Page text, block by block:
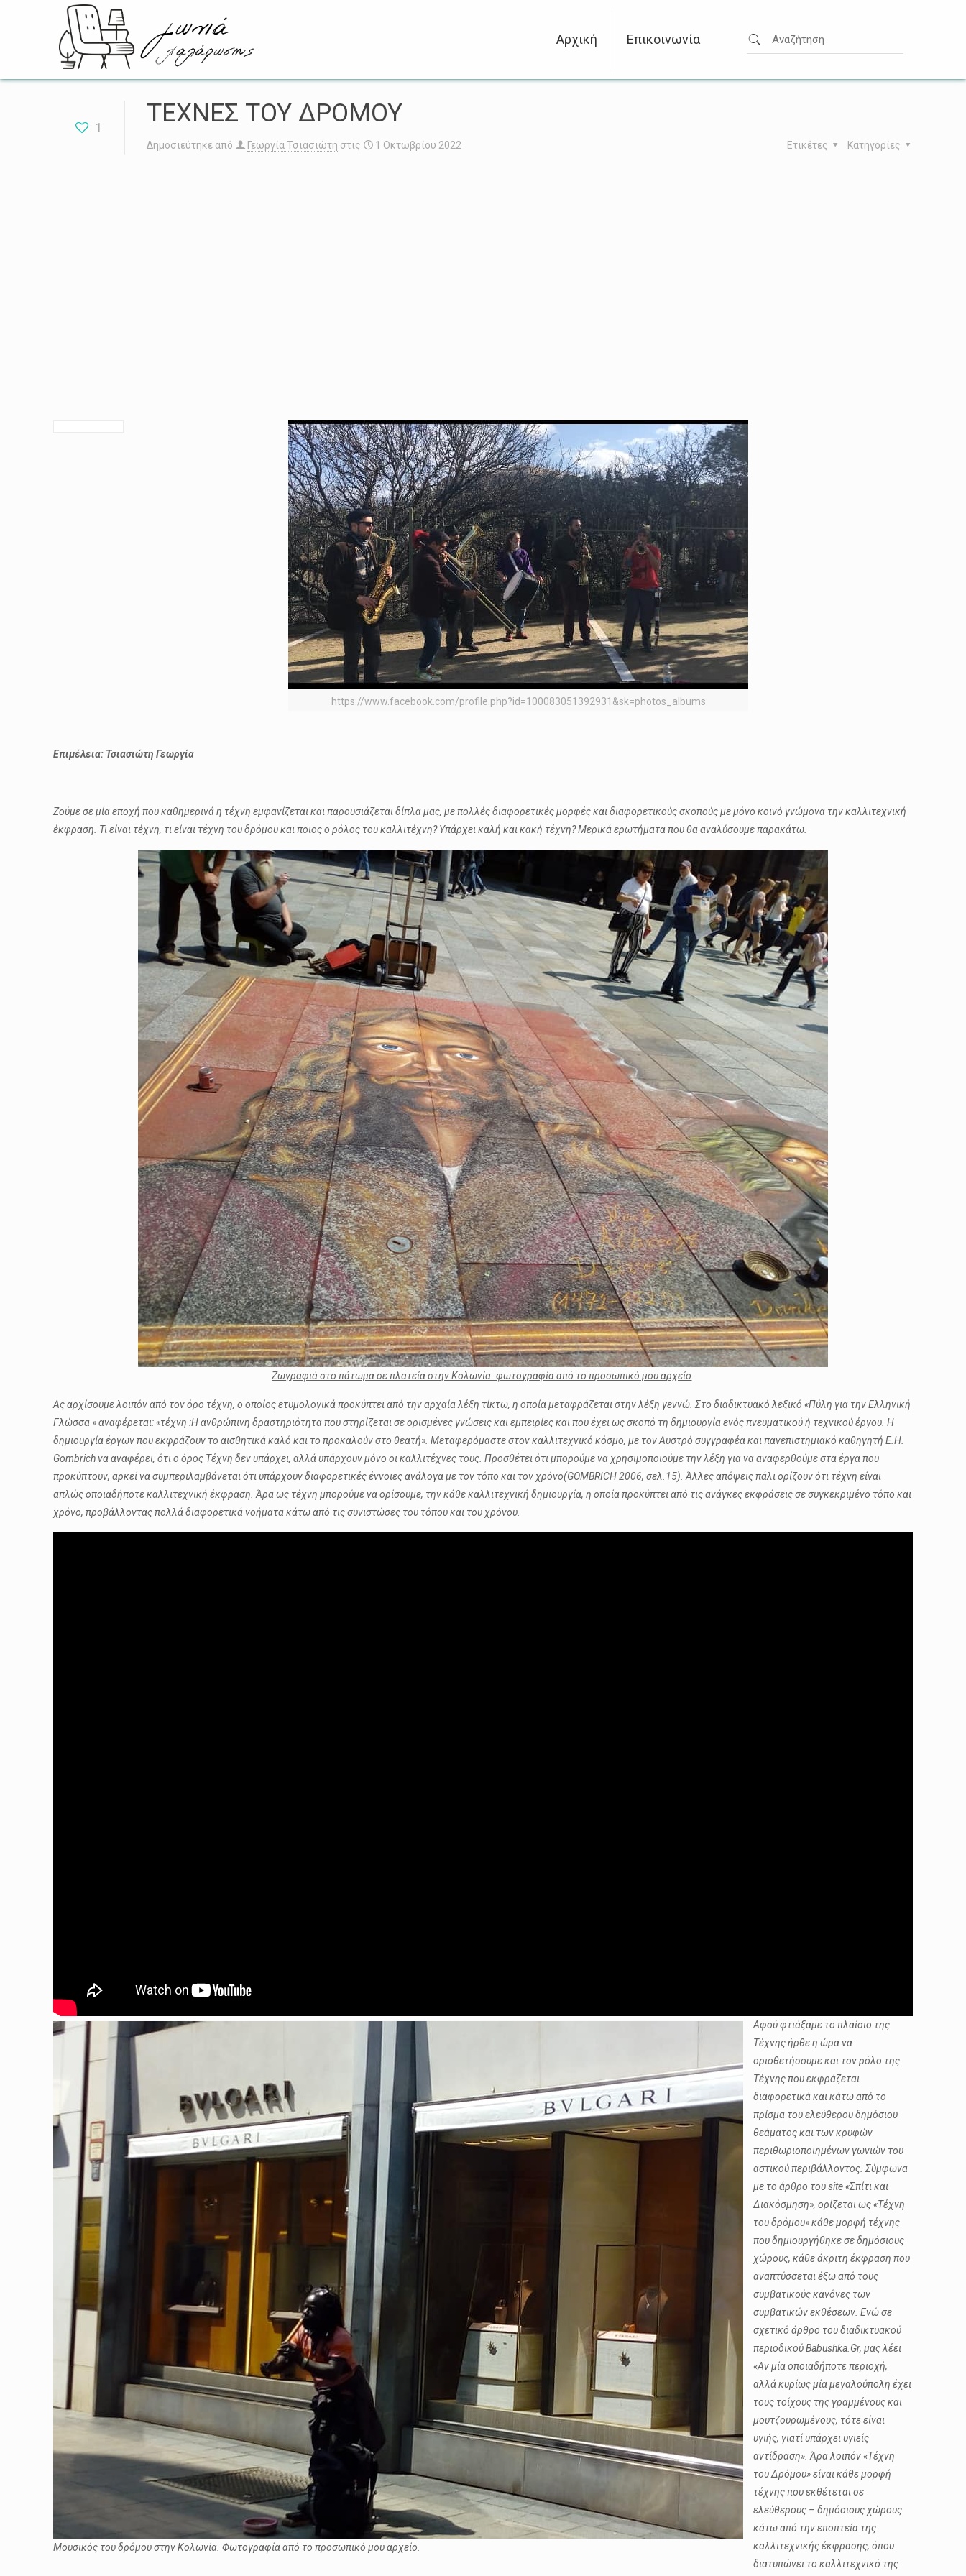
Αρχική Επικοινωνία
1 ΤΕΧΝΕΣ ΤΟΥ ΔΡΟΜΟΥ
Δημοσιεύτηκε από Γεωργία Τσιασιώτη στις 1 Οκτωβρίου 2022 Κατηγορίες
Ετικέτες
https://www.facebook.com/profile.php?id=100083051392931&sk=photos_albums
Επιμέλεια: Τσιασιώτη Γεωργία
Ζούμε σε μία εποχή που καθημερινά η τέχνη εμφανίζεται και παρουσιάζεται δίπλα μας, με πολλές διαφορετικές μορφές και διαφορετικούς σκοπούς με μόνο κοινό γνώμονα την καλλιτεχνική
έκφραση. Τι είναι τέχνη, τι είναι τέχνη του δρόμου και ποιος ο ρόλος του καλλιτέχνη? Υπάρχει καλή και κακή τέχνη? Μερικά ερωτήματα που θα αναλύσουμε παρακάτω.
Ζωγραφιά στο πάτωμα σε πλατεία στην Κολωνία. φωτογραφία από το προσωπικό μου αρχείο
Ας αρχίσουμε λοιπόν από τον όρο τέχνη, ο οποίος ετυμολογικά προκύπτει από την αρχαία λέξη τίκτω, η οποία μεταφράζεται στην λέξη γεννώ. Στο διαδικτυακό λεξικό «Πύλη για την Ελληνική
Γλώσσα » αναφέρεται: «τέχνη :Η ανθρώπινη δραστηριότητα που στηρίζεται σε ορισμένες γνώσεις και εμπειρίες και που έχει ως σκοπό τη δημιουργία ενός πνευματικού ή τεχνικού έργου. Η
δημιουργία έργων που εκφράζουν το αισθητικά καλό και το προκαλούν στο θεατή». Μεταφερόμαστε στον καλλιτεχνικό κόσμο, με τον Αυστρό συγγραφέα και πανεπιστημιακό καθηγητή E.H.
Gombrich να αναφέρει, ότι ο όρος Τέχνη δεν υπάρχει, αλλά υπάρχουν μόνο οι καλλιτέχνες τους. Προσθέτει ότι μπορούμε να χρησιμοποιούμε την λέξη για να αναφερθούμε στα έργα που
προκύπτουν, αρκεί να συμπεριλαμβάνεται ότι υπάρχουν διαφορετικές έννοιες ανάλογα με τον τόπο και τον χρόνο(GOMBRICH 2006, σελ.15). Άλλες απόψεις πάλι ορίζουν ότι τέχνη είναι
απλώς οποιαδήποτε καλλιτεχνική έκφραση. Άρα ως τέχνη μπορούμε να ορίσουμε, την κάθε καλλιτεχνική δημιουργία, η οποία προκύπτει από τις ανάγκες εκφράσεις σε συγκεκριμένο τόπο και
χρόνο, προβάλλοντας πολλά διαφορετικά νοήματα κάτω από τις συνιστώσες του τόπου και του χρόνου.
Μουσικός του δρόμου στην Κολωνία. Φωτογραφία από το προσωπικό μου αρχείο.
Αφού φτιάξαμε το πλαίσιο της
Τέχνης ήρθε η ώρα να
οριοθετήσουμε και τον ρόλο της
Τέχνης που εκφράζεται
διαφορετικά και κάτω από το
πρίσμα του ελεύθερου δημόσιου
θεάματος και των κρυφών
περιθωριοποιημένων γωνιών του
αστικού περιβάλλοντος. Σύμφωνα
με το άρθρο του site «Σπίτι και
Διακόσμηση», ορίζεται ως «Τέχνη
του δρόμου» κάθε μορφή τέχνης
που δημιουργήθηκε σε δημόσιους
χώρους, κάθε άκριτη έκφραση που
αναπτύσσεται έξω από τους
συμβατικούς κανόνες των
συμβατικών εκθέσεων. Ενώ σε
σχετικό άρθρο του διαδικτυακού
περιοδικού Babushka.Gr, μας λέει
«Αν μία οποιαδήποτε περιοχή,
αλλά κυρίως μία μεγαλούπολη έχει
τους τοίχους της γραμμένους και
μουτζουρωμένους, τότε είναι
υγιής, γιατί υπάρχει υγιείς
αντίδραση». Άρα λοιπόν «Τέχνη
του Δρόμου» είναι κάθε μορφή
τέχνης που εκθέτεται σε
ελεύθερους – δημόσιους χώρους
κάτω από την εποπτεία της
καλλιτεχνικής έκφρασης, όπου
διατυπώνει το καλλιτεχνικό της